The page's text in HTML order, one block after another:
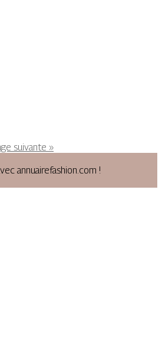
suivante »
annuairefashion.com !